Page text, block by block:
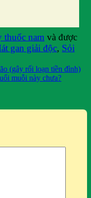
thuốc nam và được
gan giải độc, Sỏi
(gây rối loạn tiền đình)
muỗi này chưa?